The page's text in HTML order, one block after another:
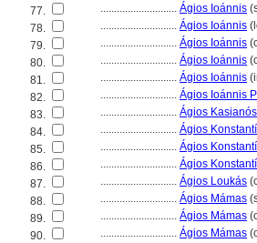
77.
............................ Ágios Ioánnis
78.
............................ Ágios Ioánnis
79.
............................ Ágios Ioánnis
80.
............................ Ágios Ioánnis
81.
............................ Ágios Ioánnis
82.
............................ Ágios Ioánnis
83.
............................ Ágios Kasianós
84.
............................ Ágios
85.
............................ Ágios
86.
............................ Ágios
87.
............................ Ágios Loukás
88.
............................ Ágios Mámas
89.
............................ Ágios Mámas
90.
............................ Ágios Mámas